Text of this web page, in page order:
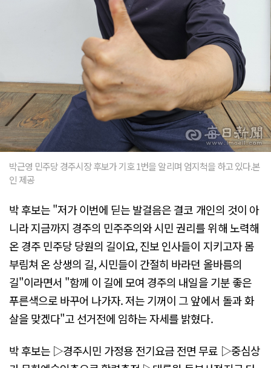
박근영 민주당 경주시장 후보가 기호 1번을 알리며 엄지척을 하고 있다.본
인 제공
박 후보는 "저가 이번에 딛는 발걸음은 결코 개인의 것이 아
니라 지금까지 경주의 민주주의와 시민 권리를 위해 노력해
온 경주 민주당 당원의 길이요, 진보 인사들이 지키고자 몸
부림쳐 온 상생의 길, 시민들이 간절히 바라던 올바름의
길"이라면서 "함께 이 길에 모여 경주의 내일을 기분 좋은
푸른색으로 바꾸어 나가자. 저는 기꺼이 그 앞에서 돌과 화
살을 맞겠다"고 선거전에 임하는 자세를 밝혔다.
박 후보는 ▷경주시민 가정용 전기요금 전면 무료 ▷중심상